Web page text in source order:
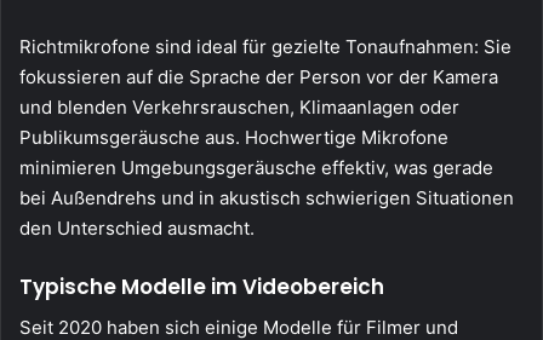
Richtmikrofone sind ideal für gezielte Tonaufnahmen: Sie
fokussieren auf die Sprache der Person vor der Kamera
und blenden Verkehrsrauschen, Klimaanlagen oder
Publikumsgeräusche aus. Hochwertige Mikrofone
minimieren Umgebungsgeräusche effektiv, was gerade
bei Außendrehs und in akustisch schwierigen Situationen
den Unterschied ausmacht.
Typische Modelle im Videobereich
Seit 2020 haben sich einige Modelle für Filmer und